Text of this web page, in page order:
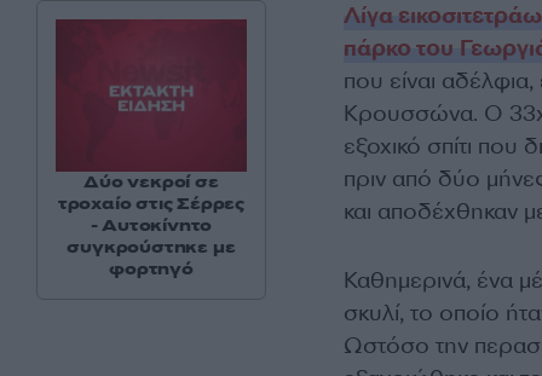
Λίγα
πάρκο του
που είναι
Κρουσσώνα. Ο
εξοχικό σπίτι που
πριν από δύο
και αποδέχθηκαν
Καθημερινά, ένα
σκυλί, το οποίο
Ωστόσο την
Δύο νεκροί σε
τροχαίο στις Σέρρες
- Αυτοκίνητο
συγκρούστηκε με
φορτηγό